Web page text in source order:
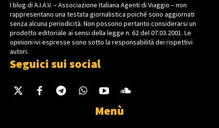
I blog di A.I.A.V. – Associazione Italiana Agenti di Viaggio – non
rappresentano una testata giornalistica poiché sono aggiornati
senza alcuna periodicità. Non possono pertanto considerarsi un
prodotto editoriale ai sensi della legge n. 62 del 07.03.2001. Le
opinioni ivi espresse sono sotto la responsabilità dei rispettivi
autori.
Seguici sui social
Menù